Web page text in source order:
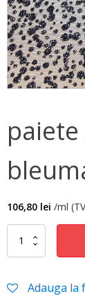
106,80 lei /ml
Cantitate
Adauga la